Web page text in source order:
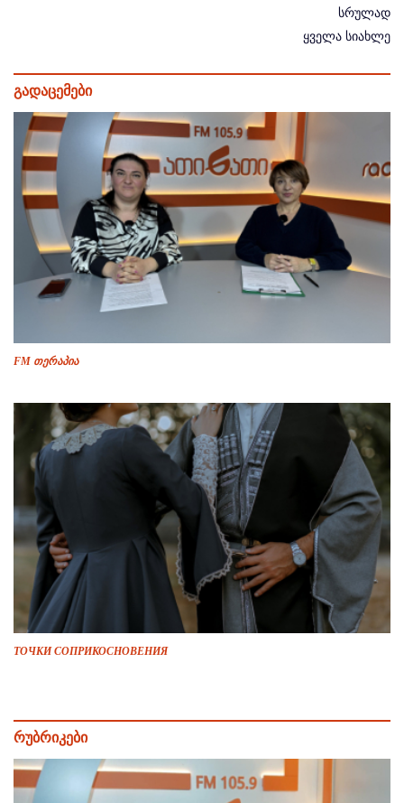
სრულად
ყველა სიახლე
გადაცემები
FM თერაპია
ТОЧКИ СОПРИКОСНОВЕНИЯ
რუბრიკები